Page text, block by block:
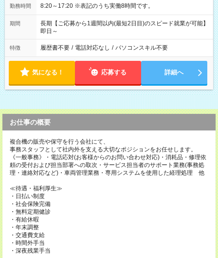
勤務時間 8:20～17:20 ※表記のうち実働8時間です。
期間
長期【ご応募から1週間以内(最短2日目)のスピード就業が可能】
即日～
特徴 履歴書不要 / 電話対応なし / パソコンスキル不要
気になる！ 応募する 詳細へ
お仕事の概要
複合機の販売や保守を行う会社にて、
事務スタッフとして社内外を支える大切なポジションをお任せします。
《一般事務》・電話応対(お客様からのお問い合わせ対応)・消耗品・修理依
頼の受付および担当部署への取次・サービス担当者のサポート業務(事務処
理・連絡対応など)・車両管理業務・専用システムを使用した経理処理 他
≪待遇・福利厚生≫
・日払い制度
・社会保険完備
・無料定期健診
・有給休暇
・年末調整
・交通費支給
・時間外手当
・深夜残業手当